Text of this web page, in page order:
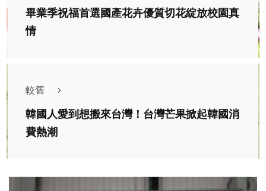
畢業季祝福首選國產花卉優質切花綻放校園真
情
較舊
韓國人愛到想搬來台灣！台灣芒果掀起韓國消
費熱潮